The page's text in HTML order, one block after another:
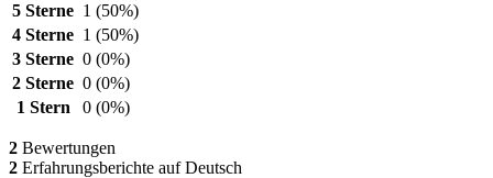
5 Sterne 1 (50%)
4 Sterne 1 (50%)
3 Sterne 0 (0%)
2 Sterne 0 (0%)
1 Stern
0 (0%)
2 Bewertungen
2 Erfahrungsberichte auf Deutsch